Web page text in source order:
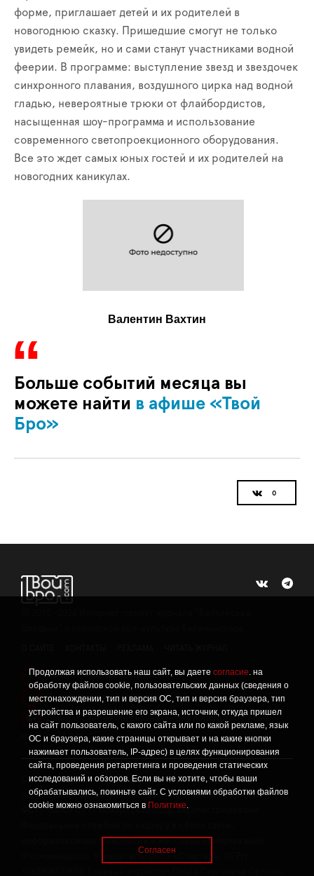
Продолжая использовать наш сайт, вы даете согласие. на
обработку файлов cookie, пользовательских данных (сведения о
местонахождении, тип и версия ОС, тип и версия браузера, тип
устройства и разрешение его экрана, источник, откуда пришел
на сайт пользователь, с какого сайта или по какой рекламе, язык
ОС и браузера, какие страницы открывает и на какие кнопки
нажимает пользователь, IP-адрес) в целях функционирования
сайта, проведения ретаргетинга и проведения статических
исследований и обзоров. Если вы не хотите, чтобы ваши
обрабатывались, покиньте сайт. С условиями обработки файлов
cookie можно ознакомиться в Политике.
Согласен
форме, приглашает детей и их родителей в
новогоднюю сказку. Пришедшие смогут не только
увидеть ремейк, но и сами станут участниками водной
феерии. В программе: выступление звезд и звездочек
синхронного плавания, воздушного цирка над водной
гладью, невероятные трюки от флайбордистов,
насыщенная шоу-программа и использование
современного светопроекционного оборудования.
Все это ждет самых юных гостей и их родителей на
новогодних каникулах.
Валентин Вахтин
Больше событий месяца вы
можете найти в афише «Твой
Бро»
! Политика конфиденциальности
! Информация о проведении СОУТ
Данный сайт не предназначен для просмотра лицам
младше 16 лет.
Сетевое издание «Твой Бро», реестровая запись о
регистрации средства массовой информации: серия Эл №
ФС77-86309 от 17 ноября 2023 года, зарегистрировано